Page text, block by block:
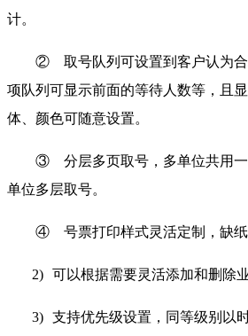
计。
② 取号队列可设置到客户认为
项队列可显示前面的等待人数等，且
体、颜色可随意设置。
③ 分层多页取号，多单位共用
单位多层取号。
④ 号票打印样式灵活定制，缺纸
2) 可以根据需要灵活添加和删除
3) 支持优先级设置，同等级别以